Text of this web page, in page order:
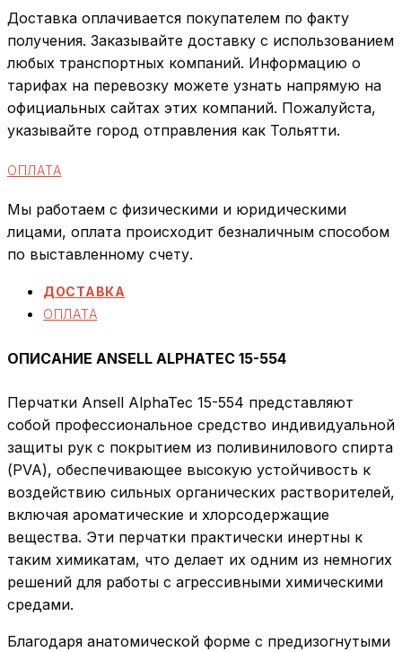
Доставка оплачивается покупателем по факту
получения. Заказывайте доставку с использованием
любых транспортных компаний. Информацию о
тарифах на перевозку можете узнать напрямую на
официальных сайтах этих компаний. Пожалуйста,
указывайте город отправления как Тольятти.
ОПЛАТА
Мы работаем с физическими и юридическими
лицами, оплата происходит безналичным способом
по выставленному счету.
ДОСТАВКА
ОПЛАТА
ОПИСАНИЕ ANSELL ALPHATEC 15-554
Перчатки Ansell AlphaTec 15-554 представляют
собой профессиональное средство индивидуальной
защиты рук с покрытием из поливинилового спирта
(PVA), обеспечивающее высокую устойчивость к
воздействию сильных органических растворителей,
включая ароматические и хлорсодержащие
вещества. Эти перчатки практически инертны к
таким химикатам, что делает их одним из немногих
решений для работы с агрессивными химическими
средами.
Благодаря анатомической форме с предизогнутыми